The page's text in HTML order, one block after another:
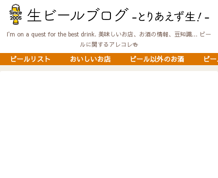
I'm on a quest for the best drink. 美味しいお店、お酒の情報、豆知識… ビー
ルに関するアレコレ🍻
ビールリスト おいしいお店 ビール以外のお酒 ビ